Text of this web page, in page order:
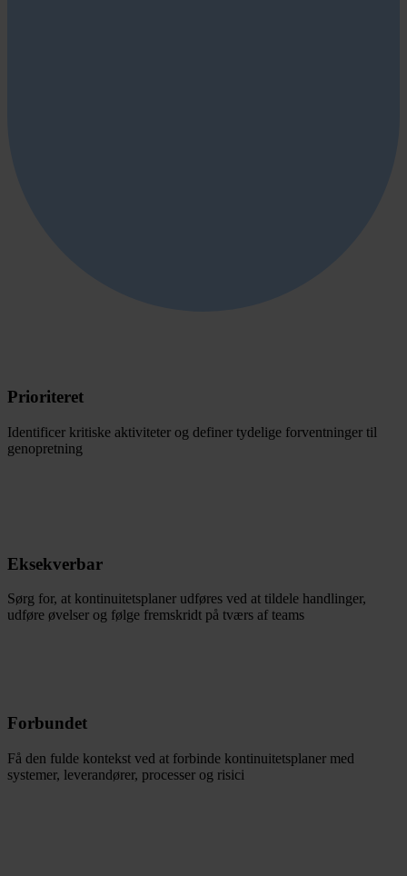
Prioriteret
Identificer kritiske aktiviteter og definer tydelige forventninger til
genopretning
Eksekverbar
Sørg for, at kontinuitetsplaner udføres ved at tildele handlinger,
udføre øvelser og følge fremskridt på tværs af teams
Forbundet
Få den fulde kontekst ved at forbinde kontinuitetsplaner med
systemer, leverandører, processer og risici